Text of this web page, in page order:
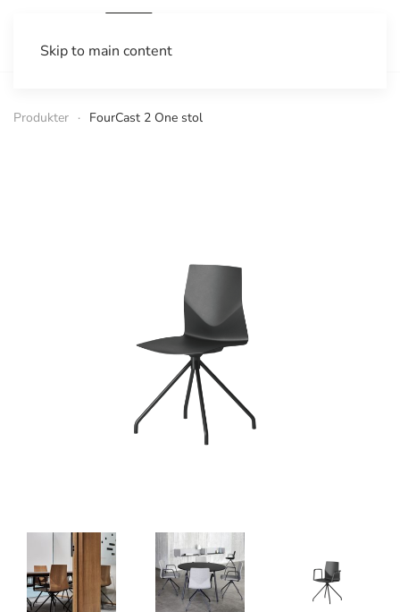
Skip to main content
Produkter FourCast 2 One stol